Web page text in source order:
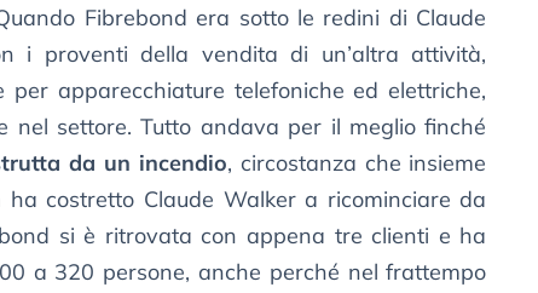
Fibrebond era sotto le redini di Claude
i proventi della vendita di un’altra attività,
per apparecchiature telefoniche ed elettriche,
nel settore. Tutto andava per il meglio finché
da un incendio, circostanza che insieme
costretto Claude Walker a ricominciare da
si è ritrovata con appena tre clienti e ha
a 320 persone, anche perché nel frattempo